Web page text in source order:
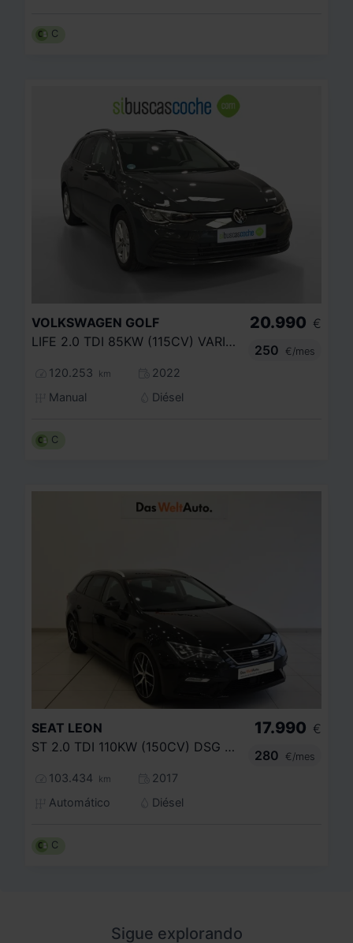
C
VOLKSWAGEN GOLF
LIFE 2.0 TDI 85KW (115CV) VARIANT
120.253 km
2022
Manual
Diésel
20.990 €
250
€/mes
C
SEAT LEON
ST 2.0 TDI 110KW (150CV) DSG 6 ST&SP FR
103.434 km
2017
Automático
Diésel
17.990 €
280
€/mes
C
Sigue explorando